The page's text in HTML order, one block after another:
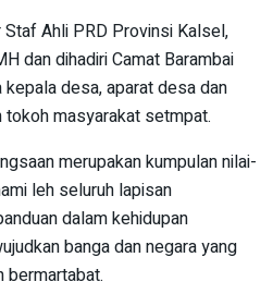
Ahli PRD Provinsi Kalsel,
dan dihadiri Camat Barambai
kepala desa, aparat desa dan
masyarakat setmpat.
merupakan kumpulan nilai-
leh seluruh lapisan
dalam kehidupan
banga dan negara yang
bermartabat.